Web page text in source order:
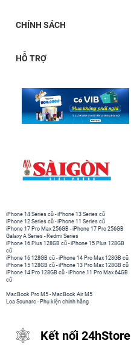
CHÍNH SÁCH
HỖ TRỢ
iPhone 14 Series cũ -iPhone 13 Series cũ
iPhone 12 Series cũ -iPhone 11 Series cũ
iPhone 17 Pro Max 256GB -iPhone 17 Pro 256GB
Galaxy A Series - Redmi Series
iPhone 16 Plus 128GB cũ -iPhone 15 Plus 128GB
cũ
iPhone 16 128GB cũ -iPhone 14 Pro Max 128GB cũ
iPhone 15 128GB cũ -iPhone 13 Pro Max 128GB cũ
iPhone 14 Pro 128GB cũ -iPhone 11 Pro Max 64GB
cũ
MacBook Pro M5 - MacBook Air M5
Loa Sounarc - Phụ kiện chính hãng
Kết nối 24hStore